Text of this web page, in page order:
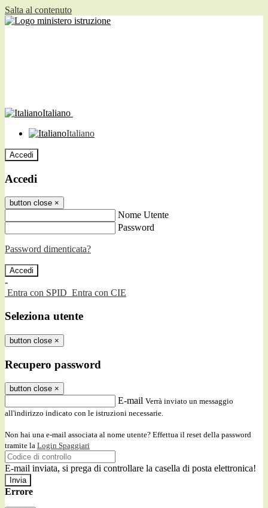
Salta al contenuto
Italiano
Italiano
Accedi
Accedi
button close ×
Nome Utente
Password
Password dimenticata?
-
Entra con SPID Entra con CIE
Seleziona utente
button close ×
Recupero password
button close ×
E-mail Verrà inviato un messaggio
all'indirizzo indicato con le istruzioni necessarie.
Non hai una e-mail associata al nome utente? Effettua il reset della password
tramite la Login Spaggiari
E-mail inviata, si prega di controllare la casella di posta elettronica!
Errore